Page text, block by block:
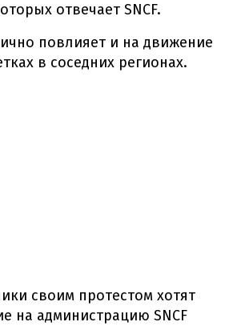
отвечает SNCF.
повлияет и на движение
в соседних регионах.
своим протестом хотят
на администрацию SNCF